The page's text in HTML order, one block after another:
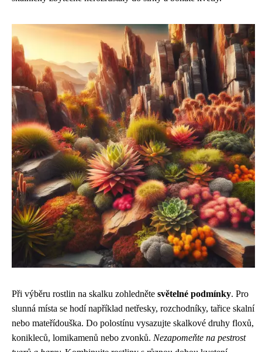
Při výběru rostlin na skalku zohledněte světelné podmínky. Pro
slunná místa se hodí například netřesky, rozchodníky, tařice skalní
nebo mateřídouška. Do polostínu vysazujte skalkové druhy floxů,
konikleců, lomikamenů nebo zvonků. Nezapomeňte na pestrost